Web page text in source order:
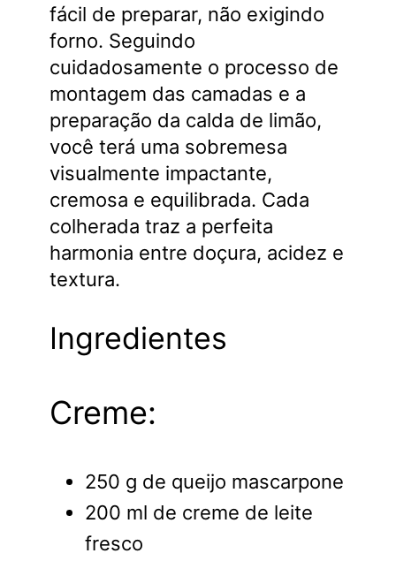
fácil de preparar, não exigindo
forno. Seguindo
cuidadosamente o processo de
montagem das camadas e a
preparação da calda de limão,
você terá uma sobremesa
visualmente impactante,
cremosa e equilibrada. Cada
colherada traz a perfeita
harmonia entre doçura, acidez e
textura.
Ingredientes
Creme:
250 g de queijo mascarpone
200 ml de creme de leite
fresco